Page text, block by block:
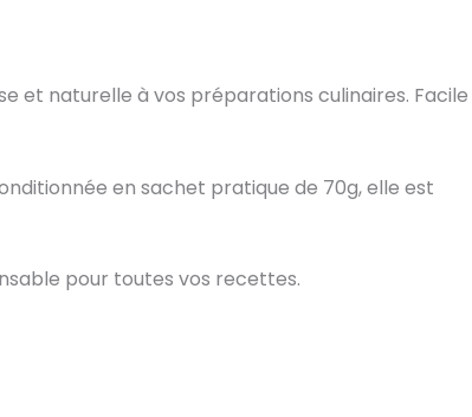
et naturelle à vos préparations culinaires. Facile
en sachet pratique de 70g, elle est
pour toutes vos recettes.